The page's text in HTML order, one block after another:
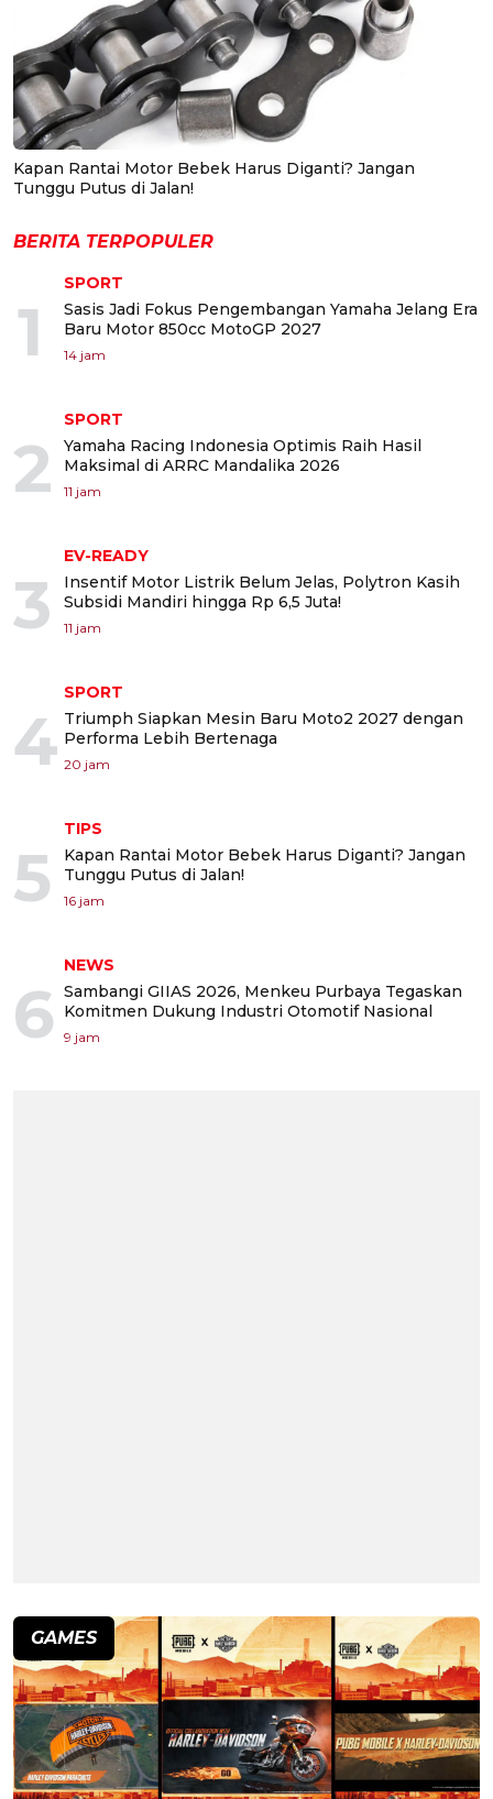
Kapan Rantai Motor Bebek Harus Diganti? Jangan
Tunggu Putus di Jalan!
BERITA TERPOPULER
1
SPORT
Sasis Jadi Fokus Pengembangan Yamaha Jelang Era
Baru Motor 850cc MotoGP 2027
14 jam
2
SPORT
Yamaha Racing Indonesia Optimis Raih Hasil
Maksimal di ARRC Mandalika 2026
11 jam
3
EV-READY
Insentif Motor Listrik Belum Jelas, Polytron Kasih
Subsidi Mandiri hingga Rp 6,5 Juta!
11 jam
4
SPORT
Triumph Siapkan Mesin Baru Moto2 2027 dengan
Performa Lebih Bertenaga
20 jam
5
TIPS
Kapan Rantai Motor Bebek Harus Diganti? Jangan
Tunggu Putus di Jalan!
16 jam
6
NEWS
Sambangi GIIAS 2026, Menkeu Purbaya Tegaskan
Komitmen Dukung Industri Otomotif Nasional
9 jam
GAMES